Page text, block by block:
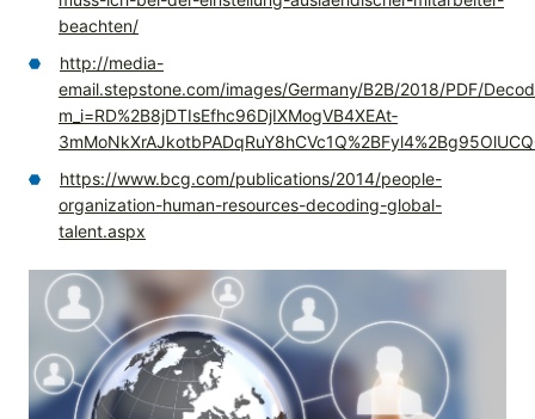
beachten/
http://media-
email.stepstone.com/images/Germany/B2B/2018/PDF/
m_i=RD%2B8jDTIsEfhc96DjIXMogVB4XEAt­
https://www.bcg.com/publications/2014/people-
organization-human-resources-decoding-global-
talent.aspx